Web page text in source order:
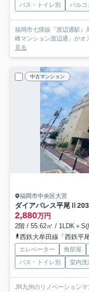
バス・トイレ別
バルコ
福岡市七隈線『渡辺通駅』
峰マンション渡辺通」がオ
見る
中古マンション
福岡市中央区大宮
ダイアパレス平尾Ⅱ 203
2,880万円
2階 / 55.62㎡ / 1LDK＋
西鉄大牟田線「西鉄平
エレベーター 角部屋
バス・トイレ別
室内洗
JR九州のリノベーションマ